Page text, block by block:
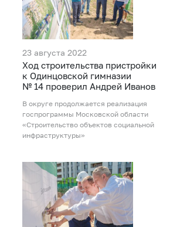
23 августа 2022
Ход строительства пристройки
к Одинцовской гимназии
№ 14 проверил Андрей Иванов
В округе продолжается реализация
госпрограммы Московской области
«Строительство объектов социальной
инфраструктуры»